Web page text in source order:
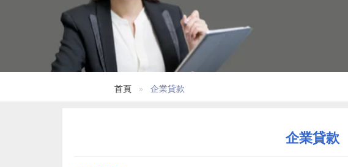
首頁 企業貸款
企業貸款